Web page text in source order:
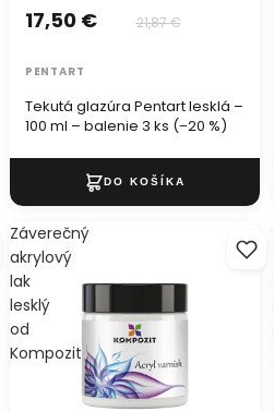
Tekutá glazúra Pentart lesklá –
100 ml – balenie 3 ks (−20 %)
17,50 € 21,87 €
PENTART
Záverečný
akrylový
lak
lesklý
od
Kompozit